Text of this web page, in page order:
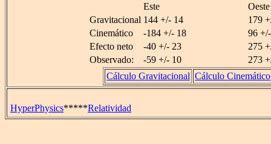
Este
Oeste
Gravitacional 144 +/- 14
179
Cinemático
-184 +/- 18
96
Efecto neto
-40 +/- 23
275
Observado:
-59 +/- 10
273
Cálculo Gravitacional Cálculo Cinemático
HyperPhysics*****Relatividad